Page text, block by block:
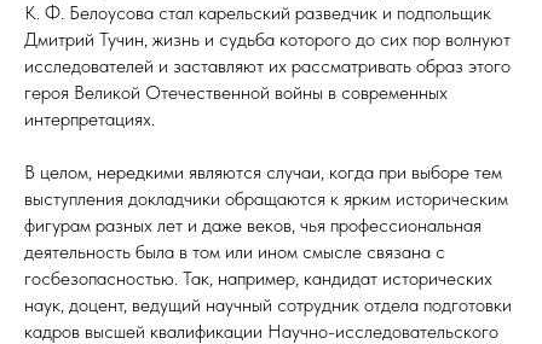
К. Ф. Белоусова стал карельский разведчик и подпольщик
Дмитрий Тучин, жизнь и судьба которого до сих пор волнуют
исследователей и заставляют их рассматривать образ этого
героя Великой Отечественной войны в современных
интерпретациях.
В целом, нередкими являются случаи, когда при выборе тем
выступления докладчики обращаются к ярким историческим
фигурам разных лет и даже веков, чья профессиональная
деятельность была в том или ином смысле связана с
госбезопасностью. Так, например, кандидат исторических
наук, доцент, ведущий научный сотрудник отдела подготовки
кадров высшей квалификации Научно-исследовательского